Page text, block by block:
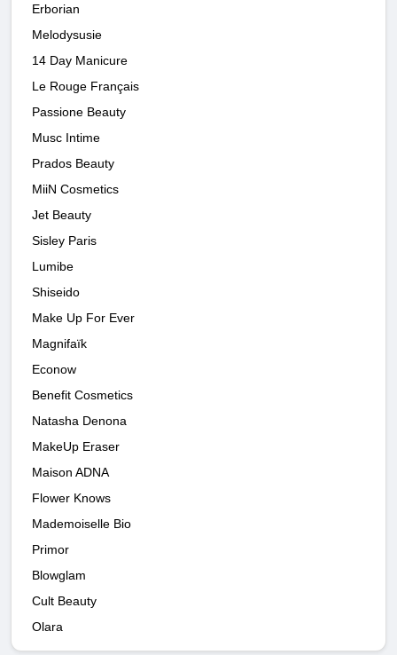
Erborian
Melodysusie
14 Day Manicure
Le Rouge Français
Passione Beauty
Musc Intime
Prados Beauty
MiiN Cosmetics
Jet Beauty
Sisley Paris
Lumibe
Shiseido
Make Up For Ever
Magnifaïk
Econow
Benefit Cosmetics
Natasha Denona
MakeUp Eraser
Maison ADNA
Flower Knows
Mademoiselle Bio
Primor
Blowglam
Cult Beauty
Olara